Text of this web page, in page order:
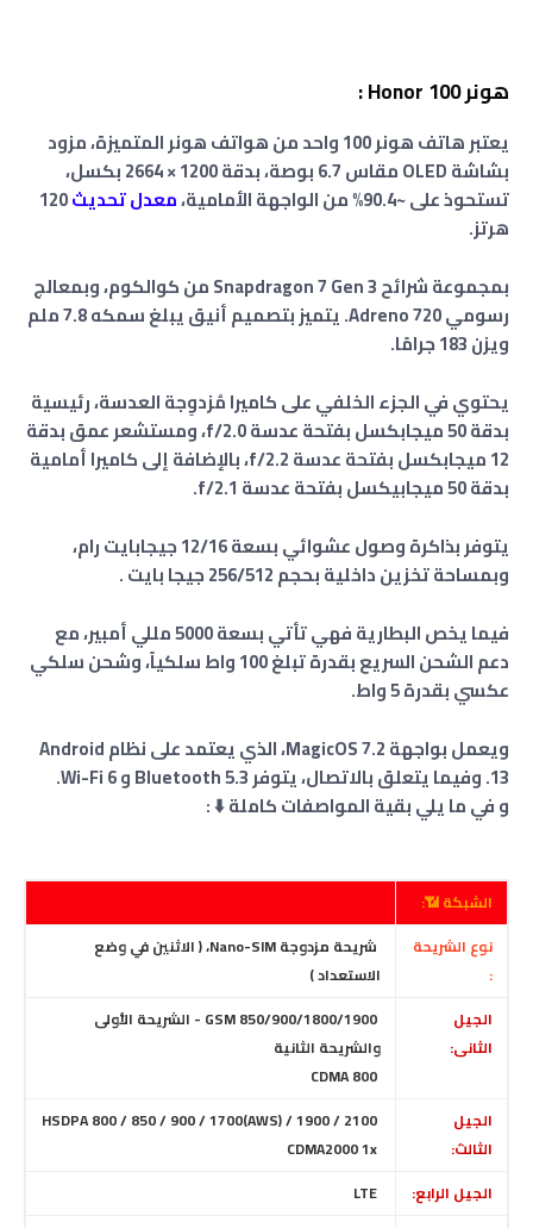
هونر Honor 100 :
يعتبر هاتف هونر 100 واحد من هواتف هونر المتميزة، مزود
بشاشة OLED مقاس 6.7 بوصة، بدقة 1200 × 2664 بكسل،
تستحوذ على ~90.4% من الواجهة الأمامية،
معدل تحديث120
هرتز.
بمجموعة شرائح Snapdragon 7 Gen 3 من كوالكوم، وبمعالج
رسومي Adreno 720. يتميز بتصميم أنيق يبلغ سمكه 7.8 ملم
ويزن 183 جرامًا.
يحتوي في الجزء الخلفي على كاميرا مُزدوِجة العدسة، رئيسية
بدقة 50 ميجابكسل بفتحة عدسة f/2.0، ومستشعر عمق بدقة
12 ميجابكسل بفتحة عدسة f/2.2، بالإضافة إلى كاميرا أمامية
بدقة 50 ميجابيكسل بفتحة عدسة f/2.1.
يتوفر بذاكرة وصول عشوائي بسعة 12/16 جيجابايت رام،
وبمساحة تخزين داخلية بحجم 256/512 جيجا بايت .
فيما يخص البطارية فهي تأتي بسعة 5000 مللي أمبير، مع
دعم الشحن السريع بقدرة تبلغ 100 واط سلكياً، وشحن سلكي
عكسي بقدرة 5 واط.
ويعمل بواجهة MagicOS 7.2، الذي يعتمد على نظام Android
13. وفيما يتعلق بالاتصال، يتوفر Bluetooth 5.3 و Wi-Fi 6.
و في ما يلي بقية المواصفات كاملة⬇️ :
الشبكة 📶:
نوع الشريحة
:
شريحة مزدوجة Nano-SIM، ( الاثنين في وضع
الاستعداد )
الجيل
الثانى:
GSM 850/900/1800/1900 - الشريحة الأولى
والشريحة الثانية
الجيل
الثالث:
الجيل الرابع:
LTE